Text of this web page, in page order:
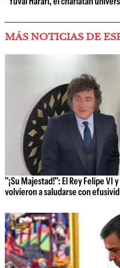
MÁS NOTICIAS DE
"¡Su Majestad!": El Rey Felipe VI
volvieron a saludarse con